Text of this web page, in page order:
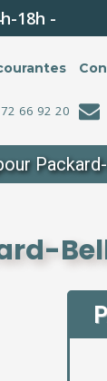
18h -
66 92 20